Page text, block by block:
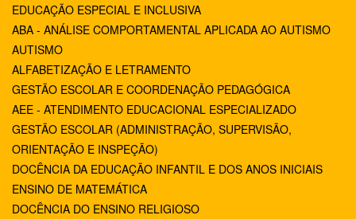
EDUCAÇÃO ESPECIAL E INCLUSIVA
ABA - ANÁLISE COMPORTAMENTAL APLICADA AO AUTISMO
AUTISMO
ALFABETIZAÇÃO E LETRAMENTO
GESTÃO ESCOLAR E COORDENAÇÃO PEDAGÓGICA
AEE - ATENDIMENTO EDUCACIONAL ESPECIALIZADO
GESTÃO ESCOLAR (ADMINISTRAÇÃO, SUPERVISÃO,
ORIENTAÇÃO E INSPEÇÃO)
DOCÊNCIA DA EDUCAÇÃO INFANTIL E DOS ANOS INICIAIS
ENSINO DE MATEMÁTICA
DOCÊNCIA DO ENSINO RELIGIOSO